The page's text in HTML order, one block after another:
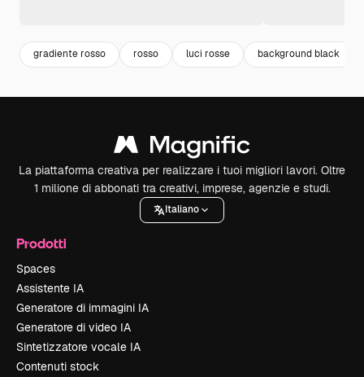
gradiente rosso rosso luci rosse background black
La piattaforma creativa per realizzare i tuoi migliori lavori. Oltre
1 milione di abbonati tra creativi, imprese, agenzie e studi.
Italiano
Prodotti
Spaces
Assistente IA
Generatore di immagini IA
Generatore di video IA
Sintetizzatore vocale IA
Contenuti stock